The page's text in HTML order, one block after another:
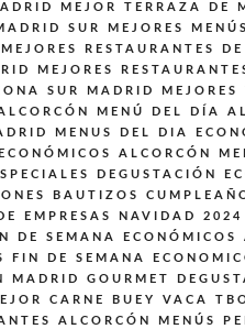
MEJOR TERRAZA DE
SUR
MEJORES
MEJORES RESTAURANTES
MEJORES
SUR MADRID
MEJORES
MENÚ DEL DÍA
MENUS DEL DIA
ALCORCÓN
DEGUSTACIÓN
BAUTIZOS
EMPRESAS NAVIDAD
DE SEMANA ECONÓMICOS
FIN DE SEMANA
MADRID GOURMET
CARNE BUEY VACA
ALCORCÓN MENÚS